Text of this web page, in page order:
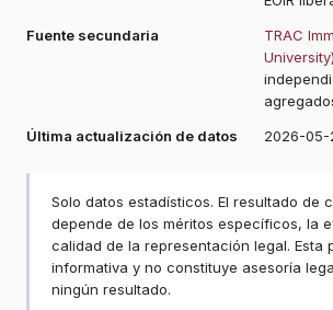
Fuente secundaria
TRAC
University)
Última actualización de datos
2026-05-
Solo datos estadísticos. El resultado de
depende de los méritos específicos, la
calidad de la representación legal. Esta
informativa y no constituye asesoría
ningún resultado.